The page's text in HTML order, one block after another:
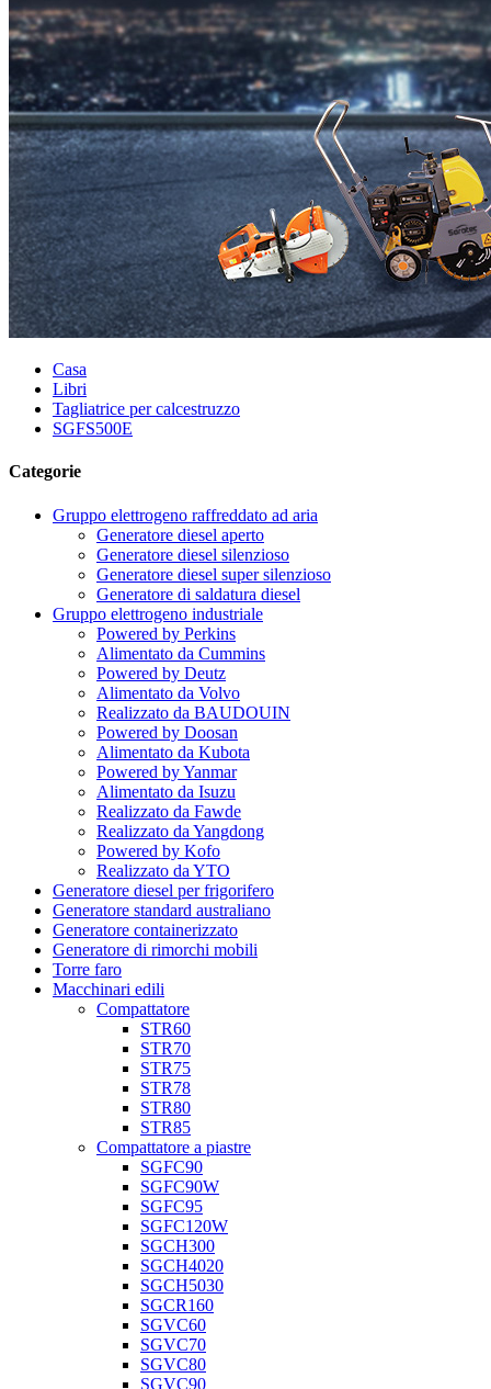
Casa
Libri
Tagliatrice per calcestruzzo
SGFS500E
Categorie
Gruppo elettrogeno raffreddato ad aria
Generatore diesel aperto
Generatore diesel silenzioso
Generatore diesel super silenzioso
Generatore di saldatura diesel
Gruppo elettrogeno industriale
Powered by Perkins
Alimentato da Cummins
Powered by Deutz
Alimentato da Volvo
Realizzato da BAUDOUIN
Powered by Doosan
Alimentato da Kubota
Powered by Yanmar
Alimentato da Isuzu
Realizzato da Fawde
Realizzato da Yangdong
Powered by Kofo
Realizzato da YTO
Generatore diesel per frigorifero
Generatore standard australiano
Generatore containerizzato
Generatore di rimorchi mobili
Torre faro
Macchinari edili
Compattatore
STR60
STR70
STR75
STR78
STR80
STR85
Compattatore a piastre
SGFC90
SGFC90W
SGFC95
SGFC120W
SGCH300
SGCH4020
SGCH5030
SGCR160
SGVC60
SGVC70
SGVC80
SGVC90